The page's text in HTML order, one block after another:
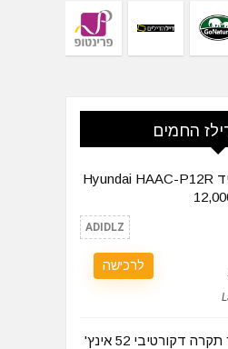
החמים
מזגן נייד Hyundai HAAC-P12R
ADIDLZ
לרכישה
מאוורר תקרה דקורטיבי 52 אינץ'